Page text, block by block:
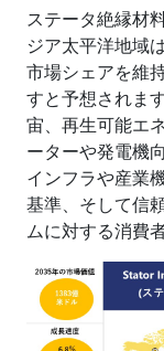
ステータ絶縁材
ジア太平洋地域
市場シェアを維
すと予想されま
宙、再生可能エ
ーターや発電機
インフラや産業
基準、そして信
ムに対する消費